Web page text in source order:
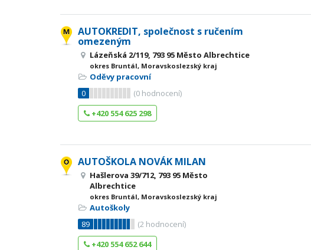
AUTOKREDIT, společnost s ručením
omezeným
Lázeňská 2/119, 793 95 Město Albrechtice
okres Bruntál, Moravskoslezský kraj
Oděvy pracovní
0
(0 hodnocení)
+420 554 625 298
AUTOŠKOLA NOVÁK MILAN
Hašlerova 39/712, 793 95 Město
Albrechtice
okres Bruntál, Moravskoslezský kraj
Autoškoly
89
(2 hodnocení)
+420 554 652 644